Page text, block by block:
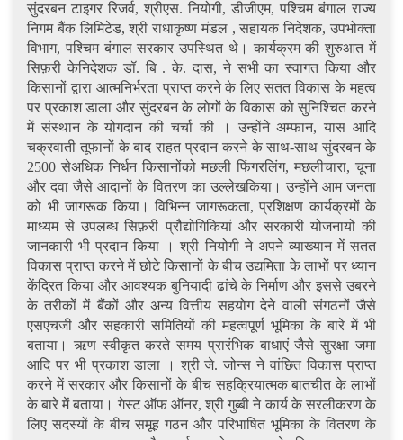
सुंदरबन टाइगर रिजर्व, श्रीएस. नियोगी, डीजीएम, पश्चिम बंगाल राज्य
निगम बैंक लिमिटेड, श्री राधाकृष्ण मंडल , सहायक निदेशक, उपभोक्ता
विभाग, पश्चिम बंगाल सरकार उपस्थित थे। कार्यक्रम की शुरुआत में
सिफ़री केनिदेशक डॉ. बि . के. दास, ने सभी का स्वागत किया और
किसानों द्वारा आत्मनिर्भरता प्राप्त करने के लिए सतत विकास के महत्व
पर प्रकाश डाला और सुंदरबन के लोगों के विकास को सुनिश्चित करने
में संस्थान के योगदान की चर्चा की । उन्होंने अम्फान, यास आदि
चक्रवाती तूफानों के बाद राहत प्रदान करने के साथ-साथ सुंदरबन के
2500 सेअधिक निर्धन किसानोंको मछली फिंगरलिंग, मछलीचारा, चूना
और दवा जैसे आदानों के वितरण का उल्लेखकिया। उन्होंने आम जनता
को भी जागरूक किया। विभिन्न जागरूकता, प्रशिक्षण कार्यक्रमों के
माध्यम से उपलब्ध सिफ़री प्रौद्योगिकियां और सरकारी योजनायों की
जानकारी भी प्रदान किया । श्री नियोगी ने अपने व्याख्यान में सतत
विकास प्राप्त करने में छोटे किसानों के बीच उद्यमिता के लाभों पर ध्यान
केंद्रित किया और आवश्यक बुनियादी ढांचे के निर्माण और इससे उबरने
के तरीकों में बैंकों और अन्य वित्तीय सहयोग देने वाली संगठनों जैसे
एसएचजी और सहकारी समितियों की महत्वपूर्ण भूमिका के बारे में भी
बताया। ऋण स्वीकृत करते समय प्रारंभिक बाधाएं जैसे सुरक्षा जमा
आदि पर भी प्रकाश डाला । श्री जे. जोन्स ने वांछित विकास प्राप्त
करने में सरकार और किसानों के बीच सहक्रियात्मक बातचीत के लाभों
के बारे में बताया। गेस्ट ऑफ ऑनर, श्री गुब्बी ने कार्य के सरलीकरण के
लिए सदस्यों के बीच समूह गठन और परिभाषित भूमिका के वितरण के